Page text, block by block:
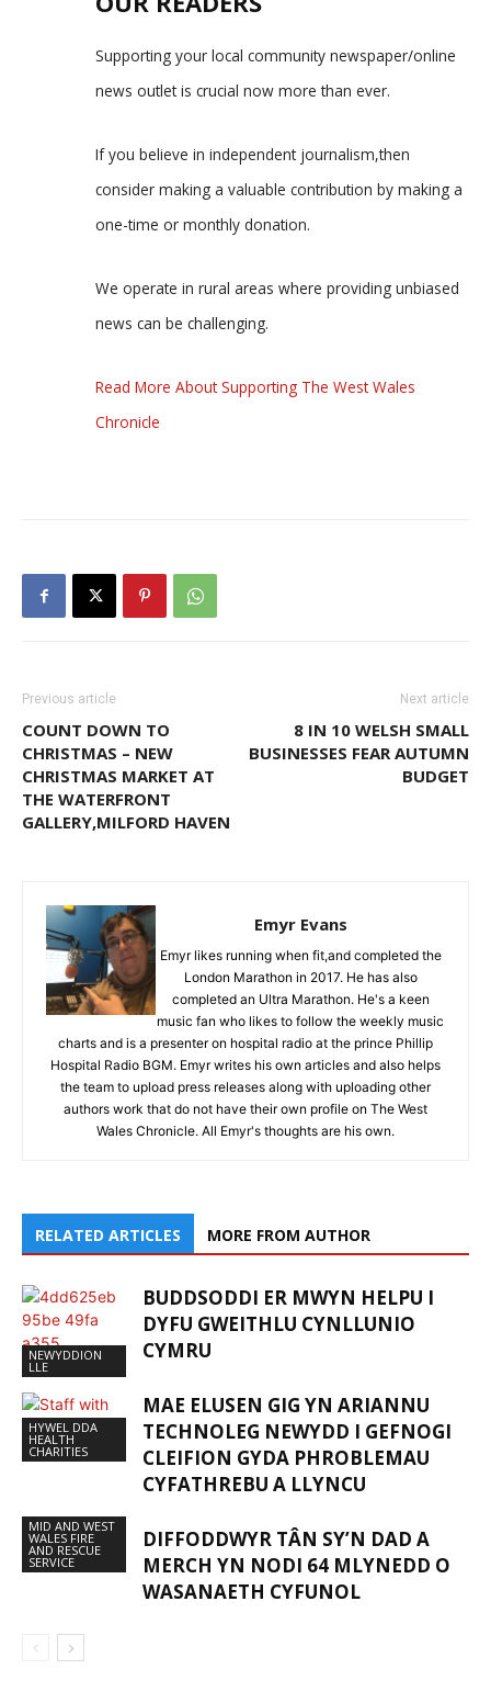
Supporting your local community newspaper/online
news outlet is crucial now more than ever.
If you believe in independent journalism,then
consider making a valuable contribution by making a
one-time or monthly donation.
We operate in rural areas where providing unbiased
news can be challenging.
Read More About Supporting The West Wales
Chronicle
Previous article
COUNT DOWN TO
CHRISTMAS – NEW
CHRISTMAS MARKET AT
THE WATERFRONT
GALLERY,MILFORD HAVEN
Next article
8 IN 10 WELSH SMALL
BUSINESSES FEAR AUTUMN
BUDGET
Emyr Evans
Emyr likes running when fit,and completed the
London Marathon in 2017. He has also
completed an Ultra Marathon. He's a keen
music fan who likes to follow the weekly music
charts and is a presenter on hospital radio at the prince Phillip
Hospital Radio BGM. Emyr writes his own articles and also helps
the team to upload press releases along with uploading other
authors work that do not have their own profile on The West
Wales Chronicle. All Emyr's thoughts are his own.
RELATED ARTICLES MORE FROM AUTHOR
NEWYDDION
LLE
BUDDSODDI ER MWYN HELPU I
DYFU GWEITHLU CYNLLUNIO
CYMRU
HYWEL DDA
HEALTH
CHARITIES
MAE ELUSEN GIG YN ARIANNU
TECHNOLEG NEWYDD I GEFNOGI
CLEIFION GYDA PHROBLEMAU
CYFATHREBU A LLYNCU
MID AND WEST
WALES FIRE
AND RESCUE
SERVICE
DIFFODDWYR TÂN SY’N DAD A
MERCH YN NODI 64 MLYNEDD O
WASANAETH CYFUNOL